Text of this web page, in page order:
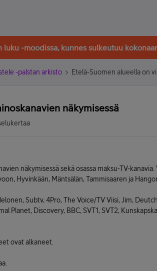
luku -moodissa, kunnes sulkeutuu
-palstan arkisto Etelä-Suomen alueella on
näkymisessä
näkymisessä sekä osassa maksu-TV-kanavia.
Hyvinkään, Mäntsälän, Tammisaaren ja
Subtv, 4Pro, The Voice/TV Viisi, Jim,
Planet, Discovery, BBC, SVT1, SVT2,
ovat alkaneet.